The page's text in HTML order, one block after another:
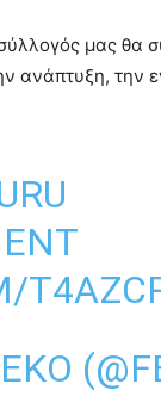
μας θα
ανάπτυξη, την